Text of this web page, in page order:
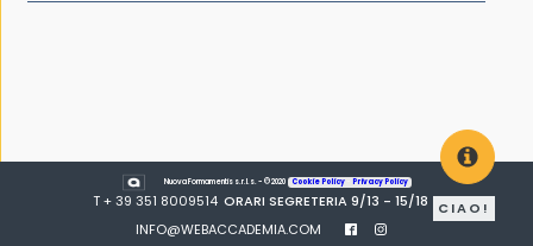
Nuova Formamentis s.r.l.s. - © 2020 Cookie Policy Privacy Policy
T + 39 351 8009514 ORARI SEGRETERIA 9/13 - 15/18
INFO@WEBACCADEMIA.COM
CIAO!